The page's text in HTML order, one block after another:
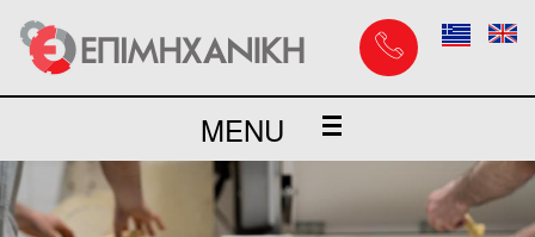
MENU
Epimihaniki.gr